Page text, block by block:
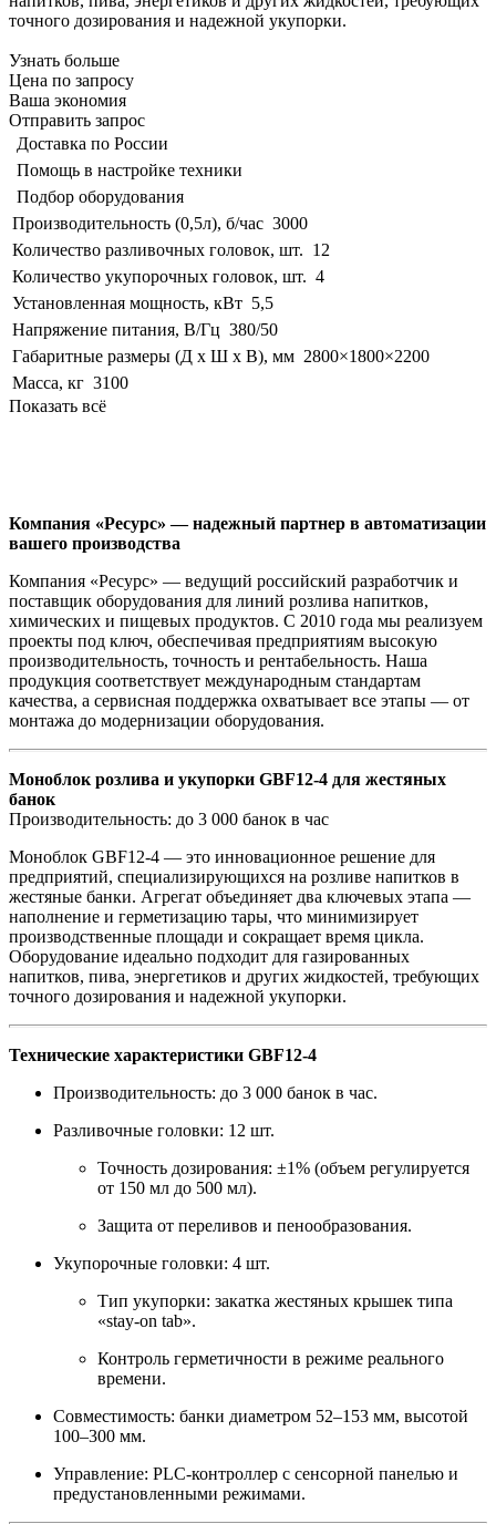
точного дозирования и надежной укупорки.
Узнать больше
Цена по запросу
Ваша экономия
Отправить запрос
Доставка по России
Помощь в настройке техники
Подбор оборудования
Производительность (0,5л), б/час 3000
Количество разливочных головок, шт. 12
Количество укупорочных головок, шт. 4
Установленная мощность, кВт 5,5
Напряжение питания, В/Гц 380/50
Габаритные размеры (Д х Ш х В), мм 2800×1800×2200
Масса, кг 3100
Показать всё
Компания «Ресурс» — надежный партнер в автоматизации
вашего производства
Компания «Ресурс» — ведущий российский разработчик и
поставщик оборудования для линий розлива напитков,
химических и пищевых продуктов. С 2010 года мы реализуем
проекты под ключ, обеспечивая предприятиям высокую
производительность, точность и рентабельность. Наша
продукция соответствует международным стандартам
качества, а сервисная поддержка охватывает все этапы — от
монтажа до модернизации оборудования.
Моноблок розлива и укупорки GBF12-4 для жестяных
банок
Производительность: до 3 000 банок в час
Моноблок GBF12-4 — это инновационное решение для
предприятий, специализирующихся на розливе напитков в
жестяные банки. Агрегат объединяет два ключевых этапа —
наполнение и герметизацию тары, что минимизирует
производственные площади и сокращает время цикла.
Оборудование идеально подходит для газированных
напитков, пива, энергетиков и других жидкостей, требующих
точного дозирования и надежной укупорки.
Технические характеристики GBF12-4
Производительность: до 3 000 банок в час.
Разливочные головки: 12 шт.
Точность дозирования: ±1% (объем регулируется
от 150 мл до 500 мл).
Защита от переливов и пенообразования.
Укупорочные головки: 4 шт.
Тип укупорки: закатка жестяных крышек типа
«stay-on tab».
Контроль герметичности в режиме реального
времени.
Совместимость: банки диаметром 52–153 мм, высотой
100–300 мм.
Управление: PLC-контроллер с сенсорной панелью и
предустановленными режимами.